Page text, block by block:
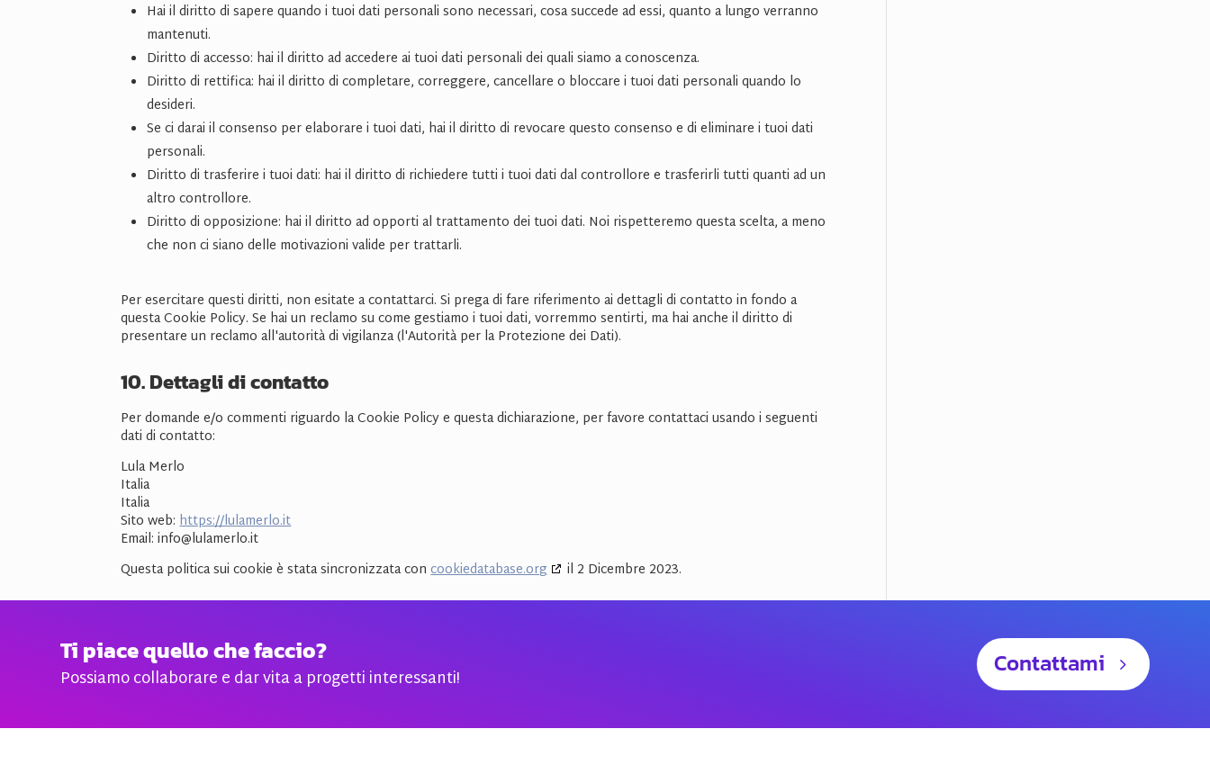
Hai il diritto di sapere quando i tuoi dati personali sono necessari, cosa succede ad essi, quanto a lungo verranno
mantenuti.
Diritto di accesso: hai il diritto ad accedere ai tuoi dati personali dei quali siamo a conoscenza.
Diritto di rettifica: hai il diritto di completare, correggere, cancellare o bloccare i tuoi dati personali quando lo
desideri.
Se ci darai il consenso per elaborare i tuoi dati, hai il diritto di revocare questo consenso e di eliminare i tuoi dati
personali.
Diritto di trasferire i tuoi dati: hai il diritto di richiedere tutti i tuoi dati dal controllore e trasferirli tutti quanti ad un
altro controllore.
Diritto di opposizione: hai il diritto ad opporti al trattamento dei tuoi dati. Noi rispetteremo questa scelta, a meno
che non ci siano delle motivazioni valide per trattarli.
Per esercitare questi diritti, non esitate a contattarci. Si prega di fare riferimento ai dettagli di contatto in fondo a
questa Cookie Policy. Se hai un reclamo su come gestiamo i tuoi dati, vorremmo sentirti, ma hai anche il diritto di
presentare un reclamo all'autorità di vigilanza (l'Autorità per la Protezione dei Dati).
10. Dettagli di contatto
Per domande e/o commenti riguardo la Cookie Policy e questa dichiarazione, per favore contattaci usando i seguenti
dati di contatto:
Lula Merlo
Italia
Italia
Sito web:https://lulamerlo.it
Email:info@lulamerlo.it
Questa politica sui cookie è stata sincronizzata concookiedatabase.org il 2 Dicembre 2023.
Ti piace quello che faccio?
Possiamo collaborare e dar vita a progetti interessanti!
Contattami